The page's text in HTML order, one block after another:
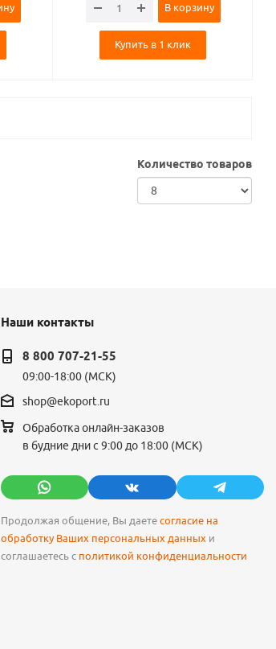
В корзину
Купить в 1 клик
Количество товаров
Наши контакты
8 800 707-21-55
09:00-18:00 (МСК)
shop@ekoport.ru
Обработка онлайн-заказов
в будние дни с 9:00 до 18:00 (МСК)
Продолжая общение, Вы даете согласие на
обработку Ваших персональных данных и
соглашаетесь с политикой конфиденциальности